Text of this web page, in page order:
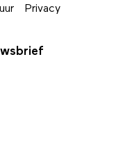
Privacy